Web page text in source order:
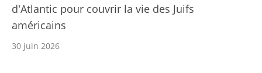
d'Atlantic pour couvrir la vie des Juifs
américains
30 juin 2026